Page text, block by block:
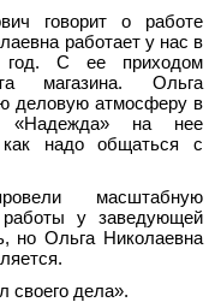
говорит о работе
работает у нас в
год. С ее приходом
магазина. Ольга
деловую атмосферу в
«Надежда» на нее
надо общаться с
масштабную
работы у заведующей
но Ольга Николаевна
своего дела».